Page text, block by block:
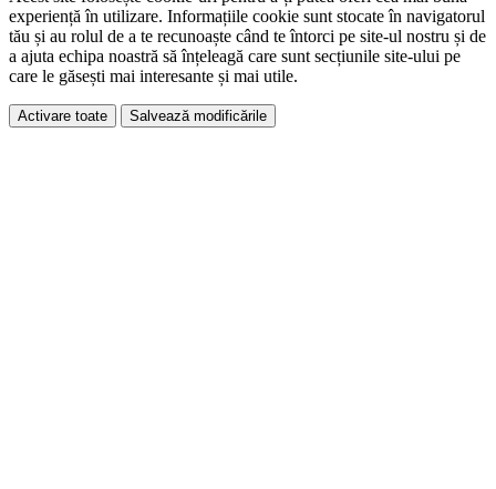
experiență în utilizare. Informațiile cookie sunt stocate în navigatorul
tău și au rolul de a te recunoaște când te întorci pe site-ul nostru și de
a ajuta echipa noastră să înțeleagă care sunt secțiunile site-ului pe
care le găsești mai interesante și mai utile.
Activare toate Salvează modificările